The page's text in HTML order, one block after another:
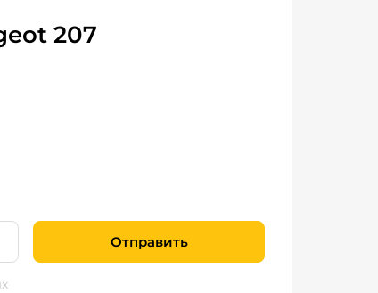
207
Отправить